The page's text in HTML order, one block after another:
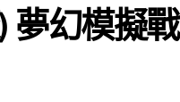
夢幻模擬戰